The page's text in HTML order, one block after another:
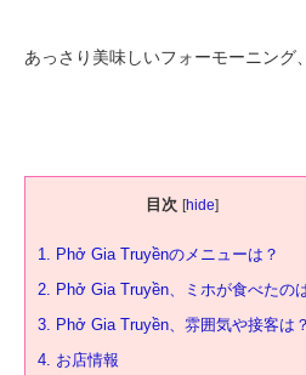
あっさり美味しいフォーモーニング
目次 [hide]
1. Phở Gia Truyềnのメニューは？
2. Phở Gia Truyền、ミホが食べたの
3. Phở Gia Truyền、雰囲気や接客は？
4. お店情報